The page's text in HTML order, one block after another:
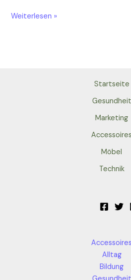
Weiterlesen »
Startseite
Gesundheit
Marketing
Accessoires
Möbel
Technik
Accessoires
Alltag
Bildung